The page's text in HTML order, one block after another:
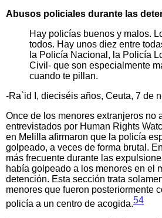
Abusos policiales durante las
Hay policías buenos y malos.
todos. Hay unos diez entre
la Policía Nacional, la Policía
Civil- que son especialmente
cuando te pillan.
-Ra`id I, dieciséis años, Ceuta, 7 de
Once de los menores extranjeros no
entrevistados por Human Rights
en Melilla afirmaron que la policía
golpeado, a veces de forma brutal.
más frecuente durante las
había golpeado a los menores en el
detención. Esta sección trata
menores que fueron posteriormente
policía a un centro de acogida.54